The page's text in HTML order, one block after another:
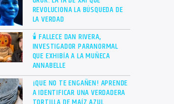
REVOLUCIONA LA BÚSQUEDA DE
LA VERDAD
🕯 FALLECE DAN RIVERA,
INVESTIGADOR PARANORMAL
QUE EXHIBÍA A LA MUÑECA
ANNABELLE
¡QUE NO TE ENGAÑEN! APRENDE
A IDENTIFICAR UNA VERDADERA